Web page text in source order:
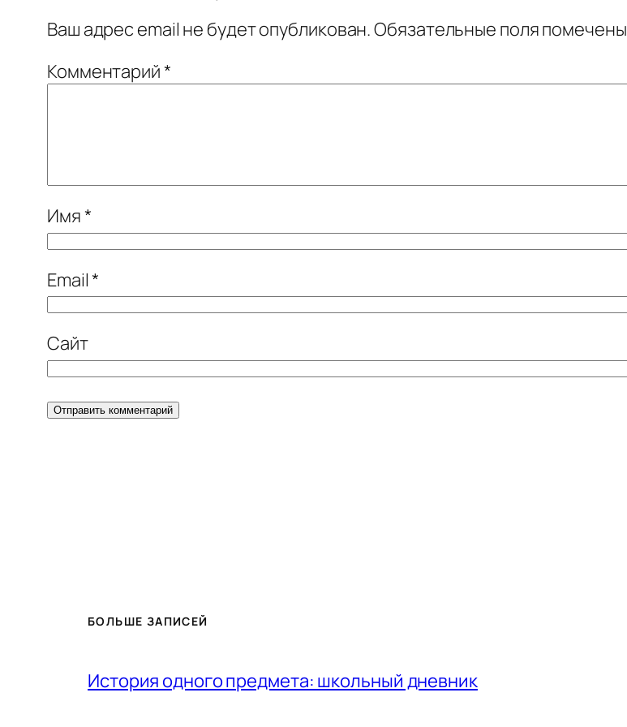
Ваш адрес email не будет опубликован.Обязательные поля помечены
Комментарий*
Имя*
Email*
Сайт
БОЛЬШЕ ЗАПИСЕЙ
История одного предмета: школьный дневник